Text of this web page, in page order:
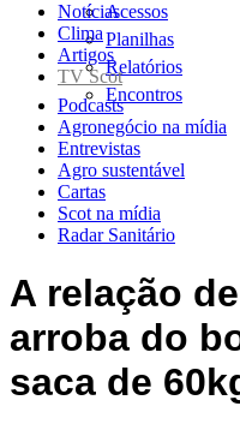
Acessos
Planilhas
Relatórios
Encontros
Notícias
Clima
Artigos
TV Scot
Podcasts
Agronegócio na mídia
Entrevistas
Agro sustentável
Cartas
Scot na mídia
Radar Sanitário
A relação
arroba do
saca de